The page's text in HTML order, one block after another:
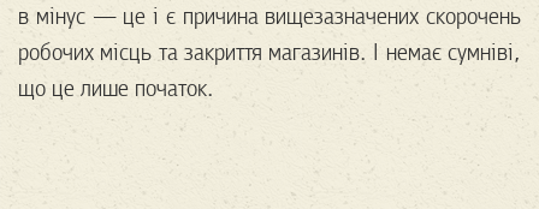
в мінус — це і є причина вищезазначених скорочень
робочих місць та закриття магазинів. І немає сумніві,
що це лише початок.